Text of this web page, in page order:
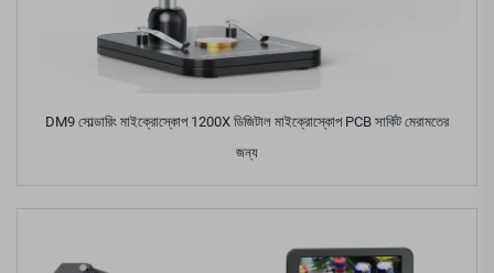
DM9 সোল্ডারিং মাইক্রোস্কোপ 1200X ডিজিটাল মাইক্রোস্কোপ PCB সার্কিট মেরামতের
জন্য